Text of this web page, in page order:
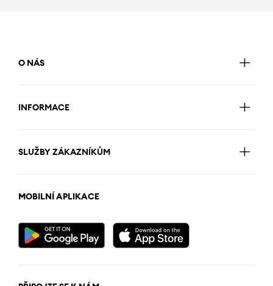
O NÁS
INFORMACE
SLUŽBY ZÁKAZNÍKŮM
MOBILNÍ APLIKACE